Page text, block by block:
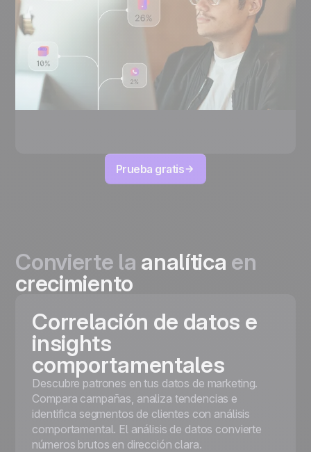
Prueba gratis
Convierte la analítica en
crecimiento
Correlación de datos e
insights
comportamentales
Descubre patrones en tus datos de marketing.
Compara campañas, analiza tendencias e
identifica segmentos de clientes con análisis
comportamental. El análisis de datos convierte
números brutos en dirección clara.